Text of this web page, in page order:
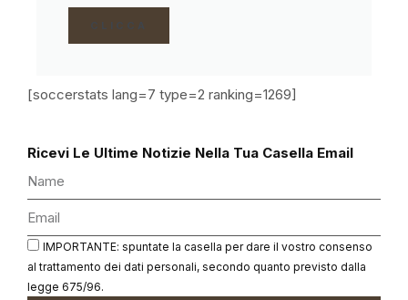
CLICCA
[soccerstats lang=7 type=2 ranking=1269]
Ricevi Le Ultime Notizie Nella Tua Casella Email
IMPORTANTE: spuntate la casella per dare il vostro consenso
al trattamento dei dati personali, secondo quanto previsto dalla
legge 675/96.